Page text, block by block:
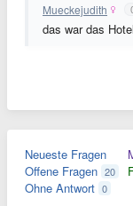
Mueckejudith
das war das
Neueste Fragen
Offene Fragen 20
Ohne Antwort 0